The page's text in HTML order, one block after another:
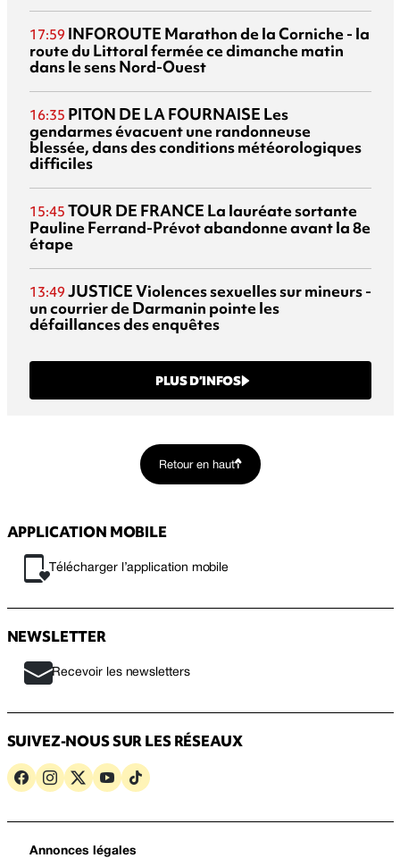
17:59 INFOROUTE Marathon de la Corniche - la
route du Littoral fermée ce dimanche matin
dans le sens Nord-Ouest
16:35 PITON DE LA FOURNAISE Les
gendarmes évacuent une randonneuse
blessée, dans des conditions météorologiques
difficiles
15:45 TOUR DE FRANCE La lauréate sortante
Pauline Ferrand-Prévot abandonne avant la 8e
étape
13:49 JUSTICEViolences sexuelles sur mineurs -
un courrier de Darmanin pointe les
défaillances des enquêtes
PLUS D’INFOS
Retour en haut
APPLICATION MOBILE
Télécharger l’application mobile
NEWSLETTER
Recevoir les newsletters
SUIVEZ-NOUS SUR LES RÉSEAUX
Annonces légales